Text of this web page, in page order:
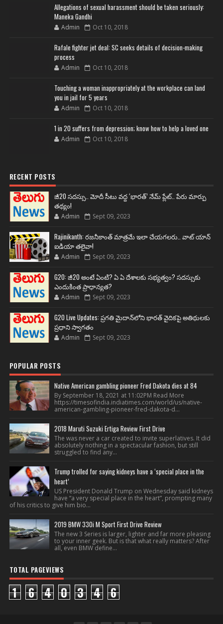
Allegations of sexual harassment should be taken seriously:
Maneka Gandhi
Admin Oct 10, 2018
Rafale fighter jet deal: SC seeks details of decision-making
process
Admin Oct 10, 2018
Touching a woman inappropriately at the workplace can land
you in jail for 5 years
Admin Oct 10, 2018
1 in 20 suffers from depression; know how to help a loved one
Admin Oct 10, 2018
RECENT POSTS
జీ20 సదస్సు.. మోదీ సీటు వద్ద ‘భారత్’ నేమ్ ప్లేట్‌.. పేరు మార్పు
తథ్యం!
Admin Sept 09, 2023
Rajinikanth: రజనీకాంత్ మాత్రమే ఇలా చేయగలరు.. వాట్ యాన్
ఐడియా తలైవా!
Admin Sept 09, 2023
G20: జీ20 అంటే ఏంటి? ఏ ఏ దేశాలకు సభ్యత్వం? సదస్సుకు
ఎందుకింత ప్రాధాన్యత?
Admin Sept 09, 2023
G20 Live Updates: ప్రగతి మైదాన్‌లోని భారత్ వైదికపై అతిథులకు
ప్రధాని స్వాగతం
Admin Sept 09, 2023
POPULAR POSTS
Native American gambling pioneer Fred Dakota dies at 84
By September 18, 2021 at 11:02PM Read More
https://timesofindia.indiatimes.com/world/us/native-
american-gambling-pioneer-fred-dakota-d...
2018 Maruti Suzuki Ertiga Review First Drive
The was never a car created to invite superlatives. It did
absolutely nothing in a spectacular fashion, but still
struggled to find any...
Trump trolled for saying kidneys have a ‘special place in the
heart’
US President Donald Trump on Wednesday said kidneys
have “a very special place in the heart”, prompting many
of his critics to give him bio...
2019 BMW 330i M Sport First Drive Review
The new 3 Series is larger, lighter and far more pleasing
to your inner geek. But is that what really matters? After
all, even BMW define...
TOTAL PAGEVIEWS
1 6 4 0 3 4 6